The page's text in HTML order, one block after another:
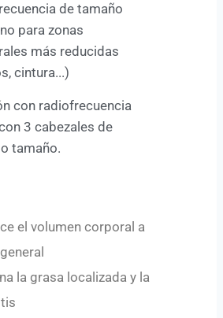
de tamaño
para zonas
más reducidas
cintura...)
con radiofrecuencia
3 cabezales de
tamaño.
el volumen corporal a
la grasa localizada y la